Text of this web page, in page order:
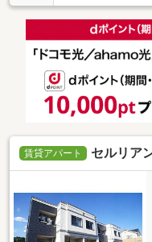
賃貸アパート セルリア